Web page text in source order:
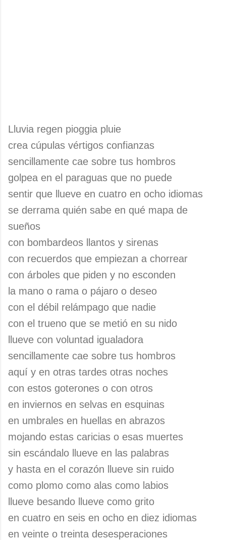
Lluvia regen pioggia pluie
crea cúpulas vértigos confianzas
sencillamente cae sobre tus hombros
golpea en el paraguas que no puede
sentir que llueve en cuatro en ocho idiomas
se derrama quién sabe en qué mapa de
sueños
con bombardeos llantos y sirenas
con recuerdos que empiezan a chorrear
con árboles que piden y no esconden
la mano o rama o pájaro o deseo
con el débil relámpago que nadie
con el trueno que se metió en su nido
llueve con voluntad igualadora
sencillamente cae sobre tus hombros
aquí y en otras tardes otras noches
con estos goterones o con otros
en inviernos en selvas en esquinas
en umbrales en huellas en abrazos
mojando estas caricias o esas muertes
sin escándalo llueve en las palabras
y hasta en el corazón llueve sin ruido
como plomo como alas como labios
llueve besando llueve como grito
en cuatro en seis en ocho en diez idiomas
en veinte o treinta desesperaciones